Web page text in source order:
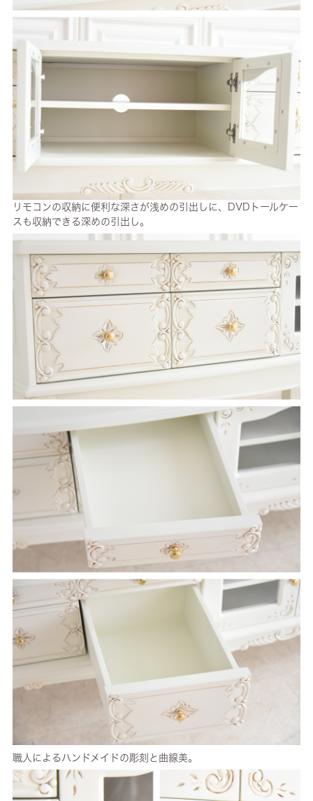
リモコンの収納に便利な深さが浅めの引出しに、DVDトールケー
スも収納できる深めの引出し。
職人によるハンドメイドの彫刻と曲線美。